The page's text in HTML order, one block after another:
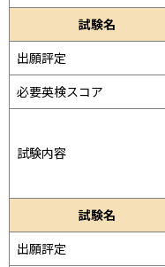
試験名
出願評定
必要英検スコア
試験内容
試験名
出願評定